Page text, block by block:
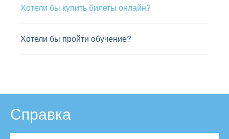
Хотели бы купить билеты онлайн?
Хотели бы пройти обучение?
Справка